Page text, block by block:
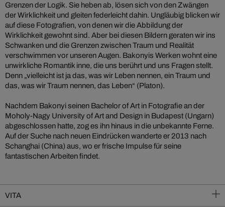
Grenzen der Logik. Sie heben ab, lösen sich von den Zwängen
der Wirklichkeit und gleiten federleicht dahin. Ungläubig blicken wir
auf diese Fotografien, von denen wir die Abbildung der
Wirklichkeit gewohnt sind. Aber bei diesen Bildern geraten wir ins
Schwanken und die Grenzen zwischen Traum und Realität
verschwimmen vor unseren Augen. Bakonyis Werken wohnt eine
unwirkliche Romantik inne, die uns berührt und uns Fragen stellt.
Denn „vielleicht ist ja das, was wir Leben nennen, ein Traum und
das, was wir Traum nennen, das Leben“ (Platon).
Nachdem Bakonyi seinen Bachelor of Art in Fotografie an der
Moholy-Nagy University of Art and Design in Budapest (Ungarn)
abgeschlossen hatte, zog es ihn hinaus in die unbekannte Ferne.
Auf der Suche nach neuen Eindrücken wanderte er 2013 nach
Schanghai (China) aus, wo er frische Impulse für seine
fantastischen Arbeiten findet.
VITA